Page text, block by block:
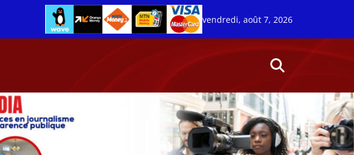
vendredi, août 7, 2026